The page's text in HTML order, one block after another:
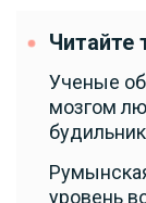
Читайте
Ученые
мозгом
будильник
уровень